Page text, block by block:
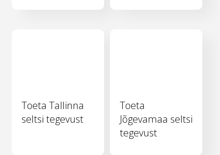
Toeta Tallinna
seltsi tegevust
Toeta
Jõgevamaa seltsi
tegevust